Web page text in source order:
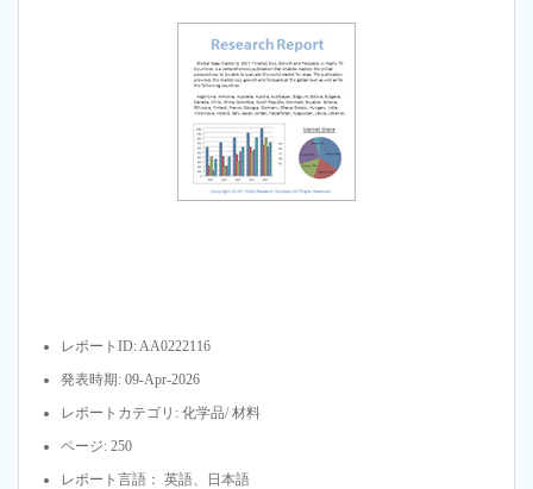
レポートID: AA0222116
発表時期: 09-Apr-2026
レポートカテゴリ: 化学品/ 材料
ページ: 250
レポート言語： 英語、日本語